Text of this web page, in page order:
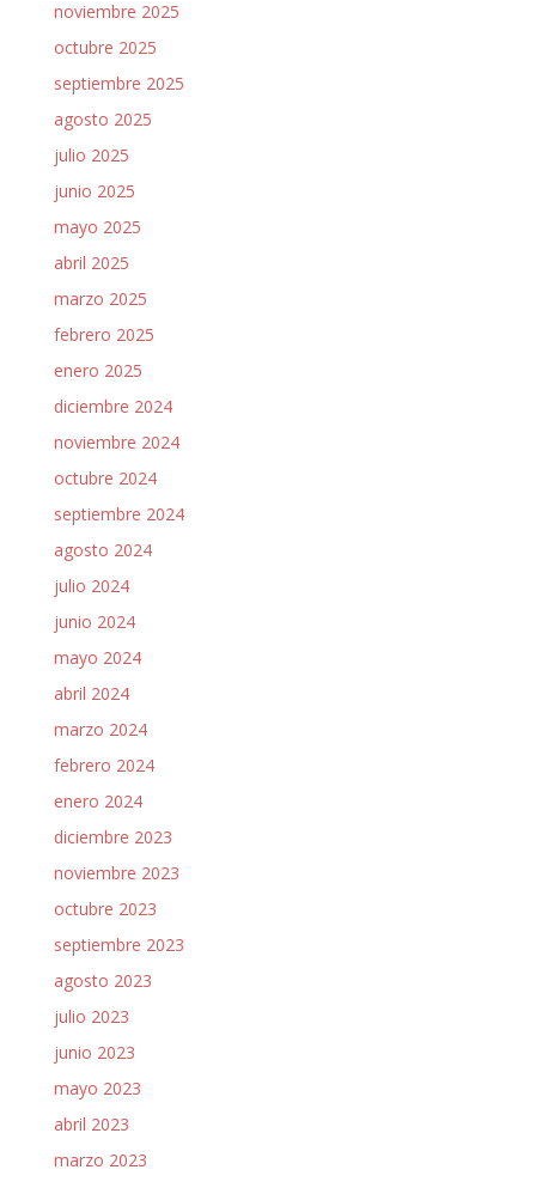
noviembre 2025
octubre 2025
septiembre 2025
agosto 2025
julio 2025
junio 2025
mayo 2025
abril 2025
marzo 2025
febrero 2025
enero 2025
diciembre 2024
noviembre 2024
octubre 2024
septiembre 2024
agosto 2024
julio 2024
junio 2024
mayo 2024
abril 2024
marzo 2024
febrero 2024
enero 2024
diciembre 2023
noviembre 2023
octubre 2023
septiembre 2023
agosto 2023
julio 2023
junio 2023
mayo 2023
abril 2023
marzo 2023